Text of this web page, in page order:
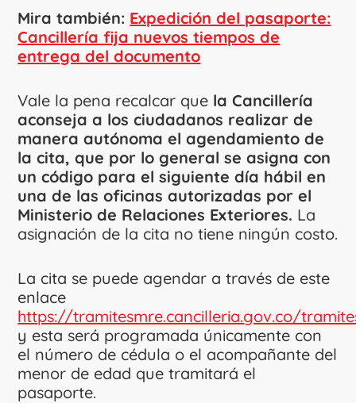
Mira también: Expedición del pasaporte:
Cancillería fija nuevos tiempos de
entrega del documento
Vale la pena recalcar que la Cancillería
aconseja a los ciudadanos realizar de
manera autónoma el agendamiento de
la cita, que por lo general se asigna con
un código para el siguiente día hábil en
una de las oficinas autorizadas por el
Ministerio de Relaciones Exteriores. La
asignación de la cita no tiene ningún costo.
La cita se puede agendar a través de este
enlace
https://tramitesmre.cancilleria.gov.co/
y esta será programada únicamente con
el número de cédula o el acompañante del
menor de edad que tramitará el
pasaporte.